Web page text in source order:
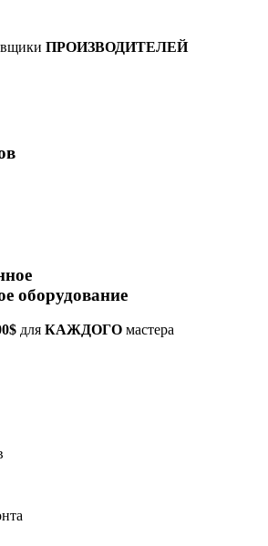
ПРОИЗВОДИТЕЛЕЙ
оборудование
для КАЖДОГО мастера